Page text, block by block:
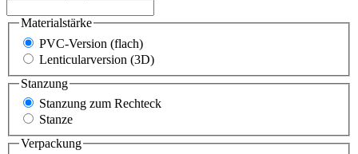
Materialstärke
PVC-Version (flach)
Lenticularversion (3D)
Stanzung
Stanzung zum Rechteck
Stanze
Verpackung